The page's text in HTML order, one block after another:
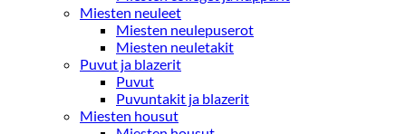
Miesten neuleet
Miesten neulepuserot
Miesten neuletakit
Puvut ja blazerit
Puvut
Puvuntakit ja blazerit
Miesten housut